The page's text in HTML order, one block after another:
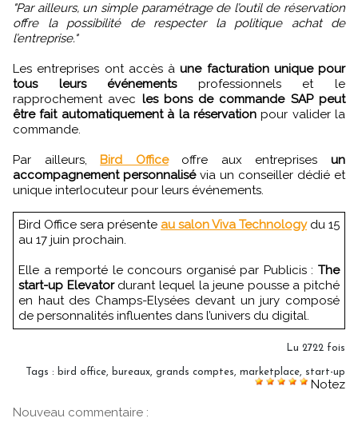
"Par ailleurs, un simple paramétrage de l’outil de réservation
offre la possibilité de respecter la politique achat de
l’entreprise."
Les entreprises ont accès àune facturation unique pour
tous leurs événementsprofessionnels et le
rapprochement avec les bons de commande SAP peut
être fait automatiquement à la réservationpour valider la
commande.
Par ailleurs, Bird Officeoffre aux entreprisesun
accompagnement personnalisé via un conseiller dédié et
unique interlocuteur pour leurs événements.
Bird Office sera présente au salon Viva Technologydu 15
au 17 juin prochain.
Elle a remporté le concours organisé par Publicis : The
start-up Elevatordurant lequel la jeune pousse a pitché
en haut des Champs-Elysées devant un jury composé
de personnalités influentes dans l’univers du digital.
Lu 2722 fois
Tags : bird office, bureaux, grands comptes, marketplace, start-up
Notez
Nouveau commentaire :